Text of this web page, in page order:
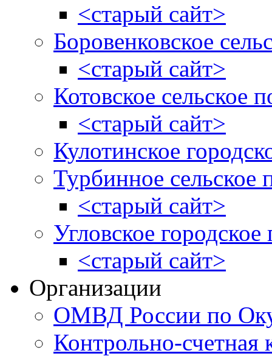
<старый сайт>
Боровенковское
<старый сайт>
Котовское сельское
<старый сайт>
Кулотинское
Турбинное сельское
<старый сайт>
Угловское городское
<старый сайт>
Организации
ОМВД России по
Контрольно-счетная